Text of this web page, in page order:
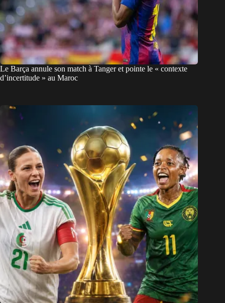
Le Barça annule son match à Tanger et pointe le « contexte
d’incertitude » au Maroc